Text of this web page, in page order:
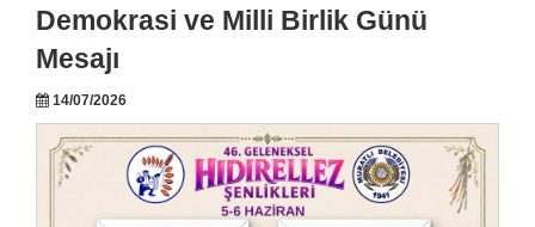
Demokrasi ve Milli Birlik Günü
Mesajı
14/07/2026